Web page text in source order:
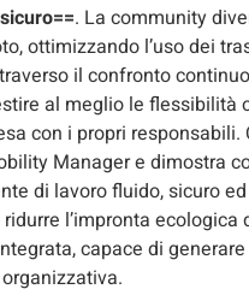
. La community
ottimizzando l’uso dei
il confronto
al meglio le flessibilità
con i propri responsabili.
Manager e dimostra
di lavoro fluido, sicuro
l’impronta ecologica
capace di